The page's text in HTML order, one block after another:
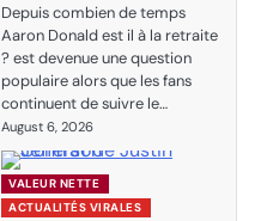
Depuis combien de temps
Aaron Donald est il à la retraite
? est devenue une question
populaire alors que les fans
continuent de suivre le…
August 6, 2026
VALEUR NETTE
ACTUALITÉS VIRALES